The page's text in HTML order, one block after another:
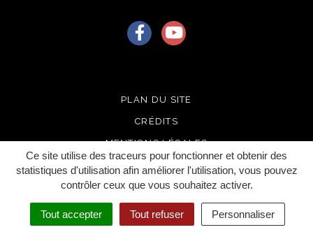
Ce site utilise des traceurs pour fonctionner et obtenir des
statistiques d'utilisation afin améliorer l'utilisation, vous pouvez
contrôler ceux que vous souhaitez activer.
Tout accepter Tout refuser Personnaliser
Lien vers le compte Facebook
Lien vers la chaîne
PLAN DU SITE
CRÉDITS
MENTIONS LÉGALES
ACCESSIBILITÉ
GERER LES COOKIES